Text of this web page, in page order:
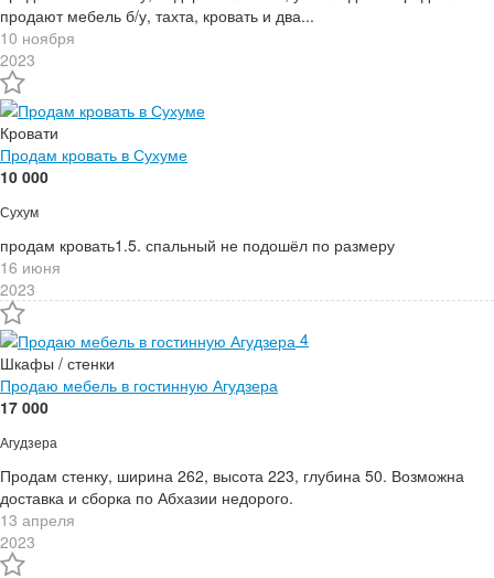
продают мебель б/у, тахта, кровать и два...
10 ноября
2023
Кровати
Продам кровать в Сухуме
10 000
Сухум
продам кровать1.5. спальный не подошёл по размеру
16 июня
2023
4
Шкафы / стенки
Продаю мебель в гостинную Агудзера
17 000
Агудзера
Продам стенку, ширина 262, высота 223, глубина 50. Возможна
доставка и сборка по Абхазии недорого.
13 апреля
2023